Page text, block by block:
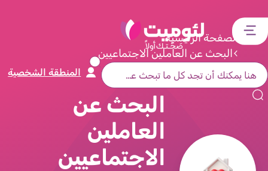
דלג
לתפריט
ראשי
דלג
לרכיב
חיפוש
דלג
לתוכן
מרכזי
דלג
לאזור
קישורים
תחתון
المنطقة الشخصية
الصفحة الرئيسية
البحث عن العاملين الاجتماعيين
البحث عن
العاملين
الاجتماعيين